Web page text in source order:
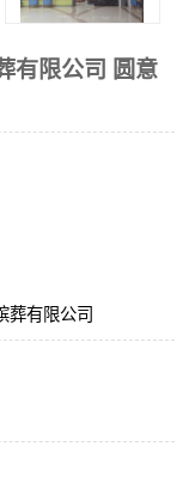
有限公司 圆意
葬有限公司